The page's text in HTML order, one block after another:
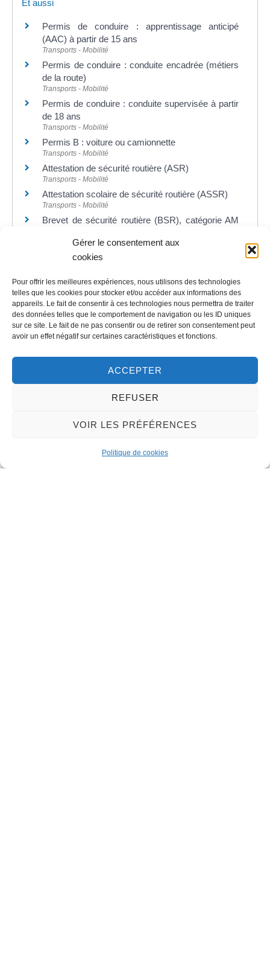
Gérer le consentement aux
cookies
Pour offrir les meilleures expériences, nous utilisons des technologies
telles que les cookies pour stocker et/ou accéder aux informations des
appareils. Le fait de consentir à ces technologies nous permettra de traiter
des données telles que le comportement de navigation ou les ID uniques
sur ce site. Le fait de ne pas consentir ou de retirer son consentement peut
avoir un effet négatif sur certaines caractéristiques et fonctions.
ACCEPTER
REFUSER
VOIR LES PRÉFÉRENCES
Politique de cookies
45130 – Meung-sur-Loire
mairie@meung-sur-loire.com
Et aussi
Permis de conduire : apprentissage anticipé
(AAC) à partir de 15 ans
Transports - Mobilité
Permis de conduire : conduite encadrée (métiers
de la route)
Transports - Mobilité
Permis de conduire : conduite supervisée à partir
de 18 ans
Transports - Mobilité
Permis B : voiture ou camionnette
Transports - Mobilité
Attestation de sécurité routière (ASR)
Transports - Mobilité
Attestation scolaire de sécurité routière (ASSR)
Transports - Mobilité
Brevet de sécurité routière (BSR), catégorie AM
Transports - Mobilité
©Direction de l'information légale et administrative